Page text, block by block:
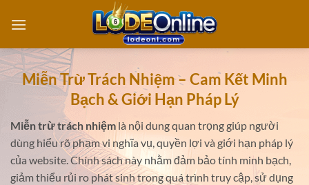
qua
dung
Miễn Trừ Trách Nhiệm – Cam Kết Minh
Bạch & Giới Hạn Pháp Lý
Miễn trừ trách nhiệm là nội dung quan trọng giúp người
dùng hiểu rõ phạm vi nghĩa vụ, quyền lợi và giới hạn pháp lý
của website. Chính sách này nhằm đảm bảo tính minh bạch,
giảm thiểu rủi ro phát sinh trong quá trình truy cập, sử dụng